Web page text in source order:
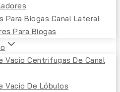
Para Biogas Canal Lateral
Para Biogas
Vacío Centrifugas De Canal
Vacío De Lóbulos